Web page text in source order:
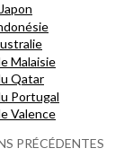
Malaisie
Qatar
Portugal
Valence
PRÉCÉDENTES